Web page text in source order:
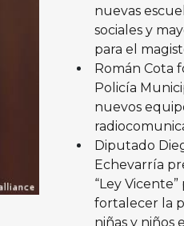
nuevas
sociales y
para el
Román Cota
Policía
nuevos
Diputado
Echevarría
“Ley Vicente”
fortalecer la
niñas y niños